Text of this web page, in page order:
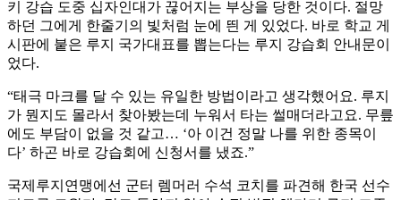
키 강습 도중 십자인대가 끊어지는 부상을 당한 것이다. 절망
하던 그에게 한줄기의 빛처럼 눈에 띈 게 있었다. 바로 학교 게
시판에 붙은 루지 국가대표를 뽑는다는 루지 강습회 안내문이
었다.
“태극 마크를 달 수 있는 유일한 방법이라고 생각했어요. 루지
가 뭔지도 몰라서 찾아봤는데 누워서 타는 썰매더라고요. 무릎
에도 부담이 없을 것 같고… ‘아 이건 정말 나를 위한 종목이
다’ 하곤 바로 강습회에 신청서를 냈죠.”
국제루지연맹에선 군터 렘머러 수석 코치를 파견해 한국 선수